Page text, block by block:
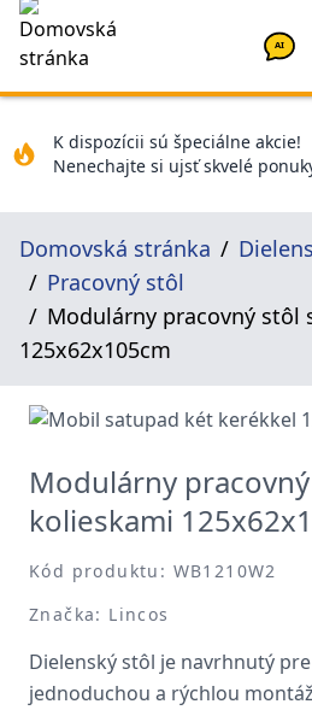
AI
K dispozícii sú špeciálne akcie!
Nenechajte si ujsť skvelé
Domovská stránka
Pracovný stôl
Modulárny pracovný stôl
125x62x105cm
Modulárny
kolieskami
Kód produktu: WB1210W2
Značka: Lincos
Dielenský stôl je navrhnutý
jednoduchou a rýchlou